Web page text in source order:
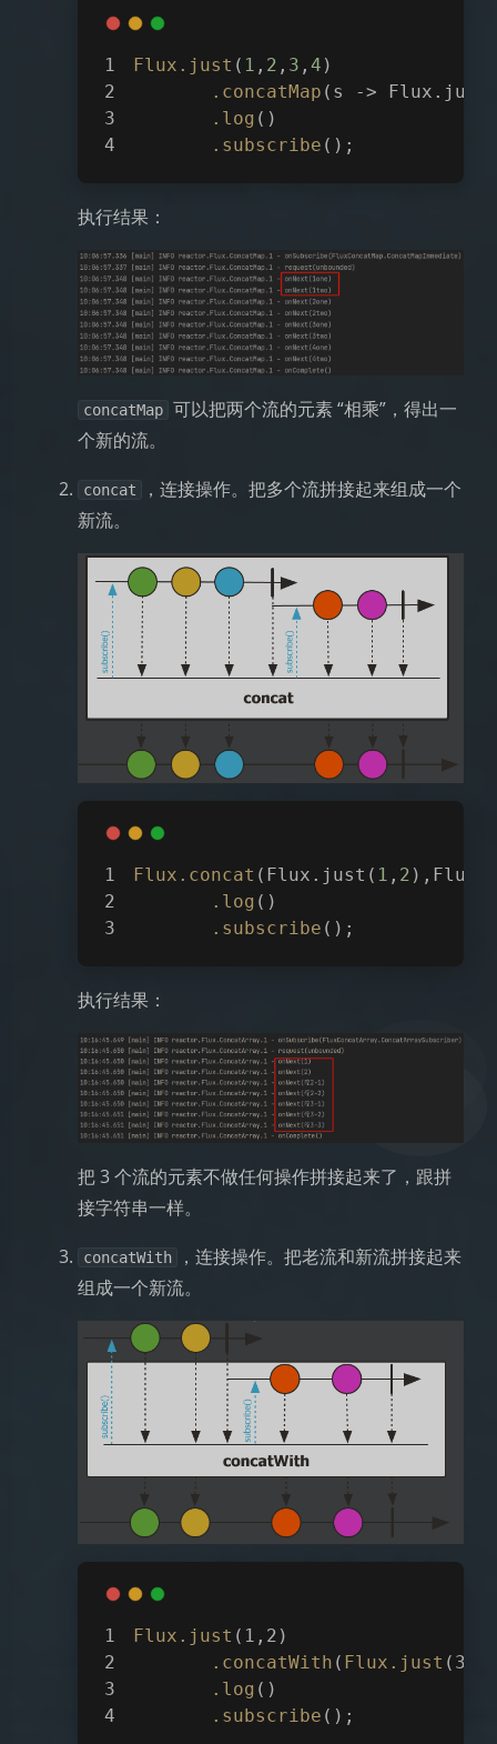
Flux .just ( 1 , 2 , 3 , 4 )
.concatMap (s ->
.log ()
.subscribe ();
执行结果：
concatMap 可以把两个流的元素 “相乘”，得出一
个新的流。
concat
，连接操作。把多个流拼接起来组成一个
新流。
Flux .concat (Flux.just( 1 , 2
.log ()
.subscribe ();
执行结果：
把 3 个流的元素不做任何操作拼接起来了，跟拼
接字符串一样。
concatWith
，连接操作。把老流和新流拼接起来
组成一个新流。
Flux .just (1,2)
.concatWith ( Flux .just
.log ()
.subscribe ();